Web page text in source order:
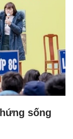
sống